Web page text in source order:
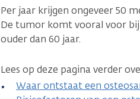
Per jaar krijgen ongeveer 50
De tumor komt vooral voor bij
ouder dan 60 jaar.
Lees op deze pagina verder
Waar ontstaat een